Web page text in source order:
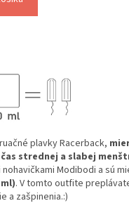
plavky Racerback,
strednej a slabej
Modibodi a sú
. V tomto outfite
a zašpinenia.:)